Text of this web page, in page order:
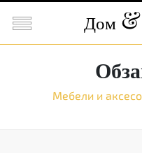
 Дом
Мебели и